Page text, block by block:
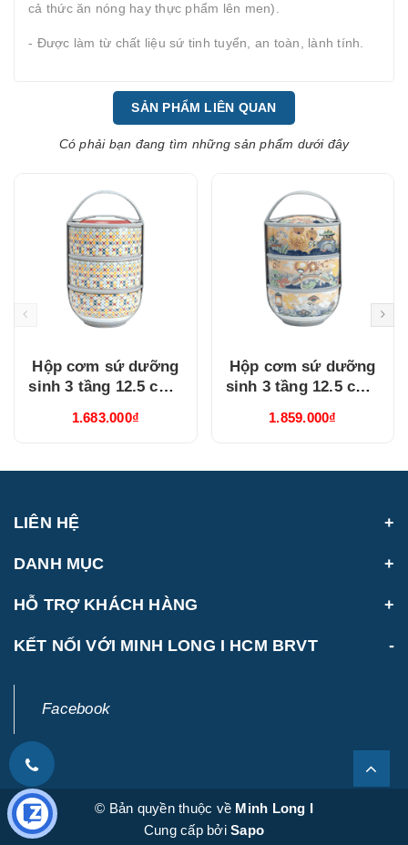
cả thức ăn nóng hay thực phẩm lên men).
- Được làm từ chất liệu sứ tinh tuyển, an toàn, lành tính.
SẢN PHẨM LIÊN QUAN
Có phải bạn đang tìm những sản phẩm dưới đây
Hộp cơm sứ dưỡng
sinh 3 tầng 12.5 cm -
1.683.000₫
Hộp cơm sứ dưỡng
sinh 3 tầng 12.5 cm -
(211236509)
1.859.000₫
LIÊN HỆ
DANH MỤC
HỖ TRỢ KHÁCH HÀNG
KẾT NỐI VỚI MINH LONG I HCM BRVT
Facebook
© Bản quyền thuộc về Minh Long I
Cung cấp bởiSapo